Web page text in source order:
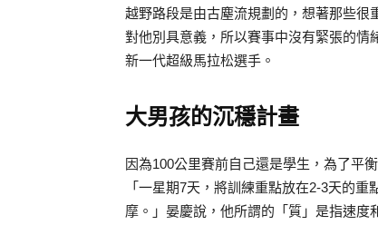
越野路段是由古塵流規劃的，想著那些
對他別具意義，所以賽事中沒有緊張的情
新一代超級馬拉松選手。
大男孩的沉穩計畫
因為100公里賽前自己還是學生，為了平
「一星期7天，將訓練重點放在2-3天的
摩。」晏慶說，他所謂的「質」是指速度